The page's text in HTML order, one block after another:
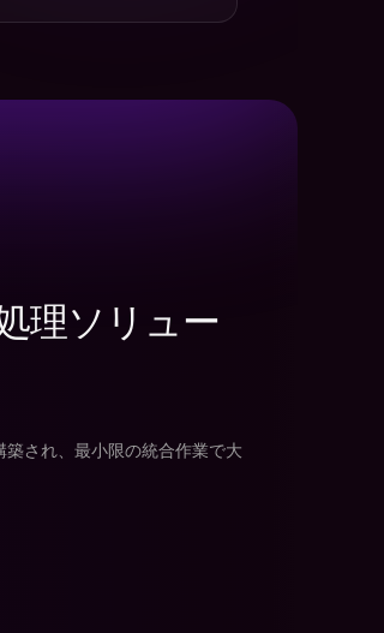
理ソリュー
され、最小限の統合作業で大